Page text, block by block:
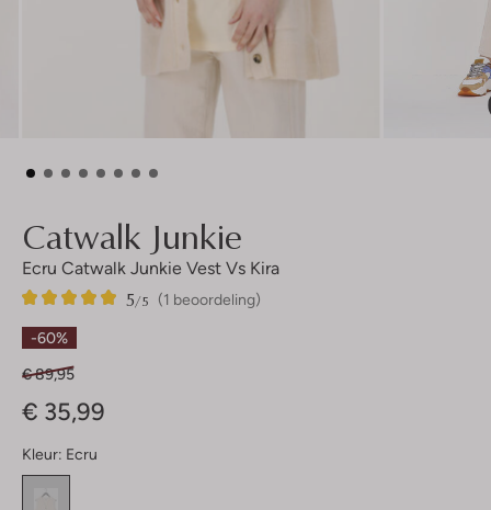
Catwalk Junkie
Ecru Catwalk Junkie Vest Vs Kira
(1 beoordeling)
5/5
1
5
Sterren
-60%
€ 89,95
€ 35,99
Kleur: Ecru